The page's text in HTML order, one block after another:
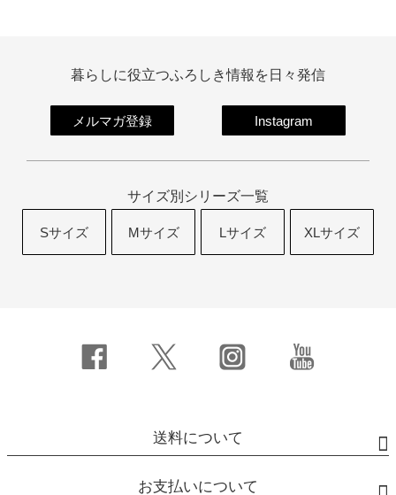
暮らしに役立つふろしき情報を日々発信
メルマガ登録 Instagram
サイズ別シリーズ一覧
Sサイズ Mサイズ Lサイズ XLサイズ
送料について
お支払いについて